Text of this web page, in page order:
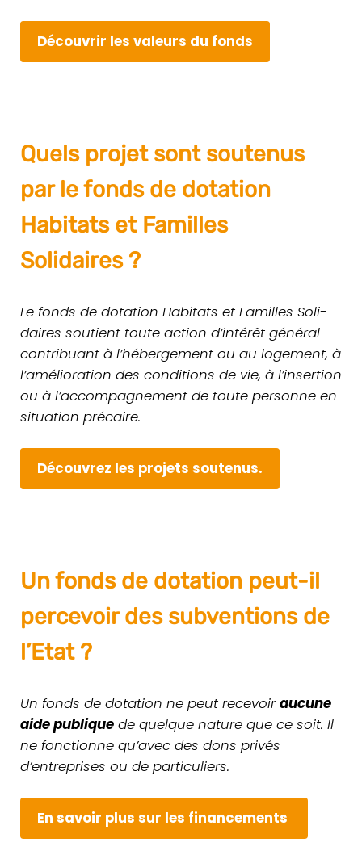
Décou­vrir les valeurs du fonds
Quels projet sont soutenus
par le fonds de dotation
Habitats et Familles
Solidaires ?
Le fonds de dota­tion Habi­tats et Familles Soli­
daires sou­tient toute action d’intérêt général
contri­buant à l’hébergement ou au loge­ment, à
l’amélioration des condi­tions de vie, à l’insertion
ou à l’accompagnement de toute per­sonne en
situa­tion pré­caire.
Décou­vrez les projets soutenus.
Un fonds de dotation peut-il
percevoir des subventions de
l’Etat ?
Un fonds de dota­tion ne peut rece­voiraucune
aide publiquede quelque nature que ce soit. Il
ne fonc­tionne qu’avec des dons privés
d’entreprises ou de par­ti­cu­liers.
En savoir plus sur les financements